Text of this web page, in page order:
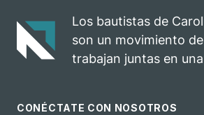
Los bautistas de
son un movimiento
trabajan juntas en
CONÉCTATE CON NOSOTROS